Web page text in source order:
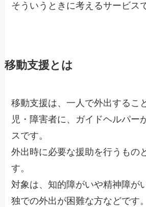
そういうときに考えるサービス
移動支援とは
移動支援は、一人で外出するこ
児・障害者に、ガイドヘルパー
スです。
外出時に必要な援助を行うもの
す。
対象は、知的障がいや精神障が
独での外出が困難な方などです。